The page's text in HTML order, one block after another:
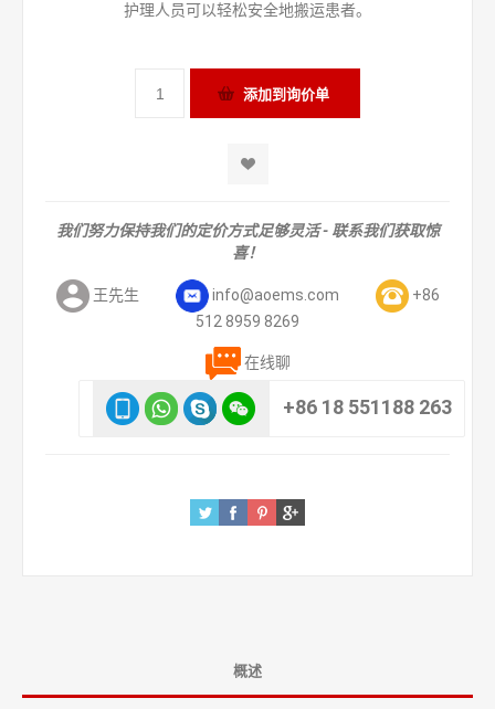
护理人员可以轻松安全地搬运患者。
我们努力保持我们的定价方式足够灵活 - 联系我们获取惊
喜！
王先生 info@aoems.com
+86
512 8959 8269
在线聊
+86 18 551188 263
概述